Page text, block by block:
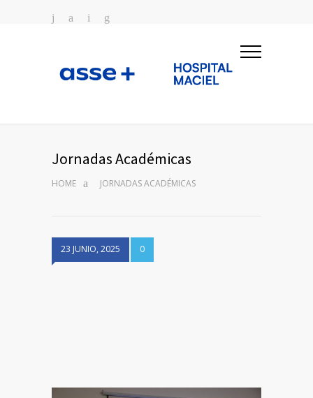
Jornadas Académicas
HOME JORNADAS ACADÉMICAS
23 JUNIO, 2025 0